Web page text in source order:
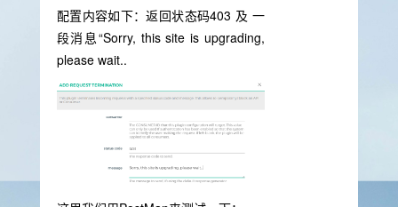
配置内容如下：返回状态码403 及 一
段消息“Sorry, this site is upgrading,
please wait..